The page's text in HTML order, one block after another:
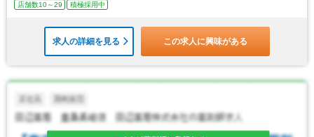
店舗数10～29
積極採用中
求人の詳細を見る この求人に興味がある